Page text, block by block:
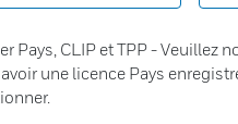
Pays, CLIP et TPP - Veuillez
une licence Pays